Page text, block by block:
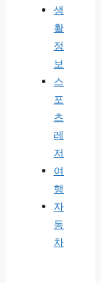
생
활
정
보
스
포
츠
레
저
여
행
자
동
차